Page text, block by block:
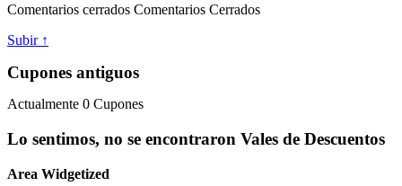
Comentarios cerrados Comentarios Cerrados
Subir ↑
Cupones antiguos
Actualmente 0 Cupones
Lo sentimos, no se encontraron Vales de Descuentos
Area Widgetized